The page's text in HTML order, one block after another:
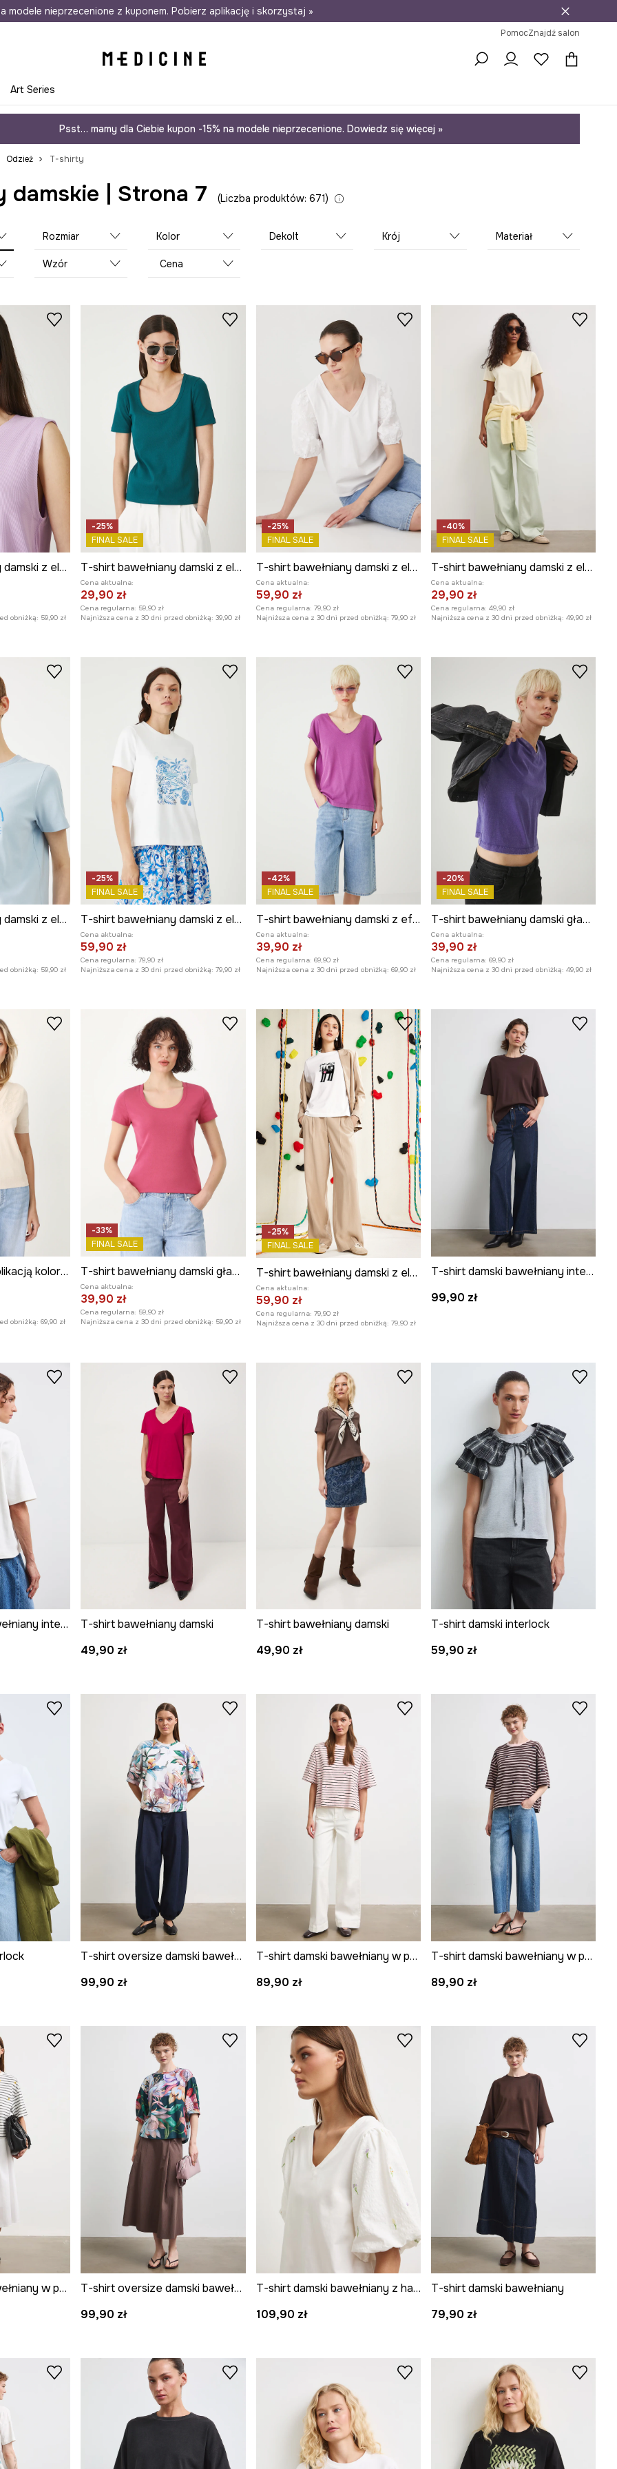
w 24h Darmowa dostawa do salonów 30 dni na zwrot
modele nieprzecenione z kuponem. Pobierz aplikację i skorzystaj »
PomocZnajdź salon
Art Series
Psst… mamy dla Ciebie kupon -15% na modele nieprzecenione. Dowiedz się więcej »
Odzież T-shirty
damskie | Strona 7 Liczba produktów: 671
Rozmiar Kolor Dekolt Krój Materiał
Wzór Cena
T-shirt bawełniany damski z elastanem prążkowany
obniżką: 59,90 zł
-25%
FINAL SALE
T-shirt bawełniany damski z elastanem prążkowany
Cena aktualna:
29,90 zł
Cena regularna: 59,90 zł
Najniższa cena z 30 dni przed obniżką: 39,90 zł
-25%
FINAL SALE
T-shirt bawełniany damski z elastanem z aplikacją kolor biały
Cena aktualna:
59,90 zł
Cena regularna: 79,90 zł
Najniższa cena z 30 dni przed obniżką: 79,90 zł
-40%
FINAL SALE
T-shirt bawełniany damski z elastanem gładki
Cena aktualna:
29,90 zł
Cena regularna: 49,90 zł
Najniższa cena z 30 dni przed obniżką: 49,90 zł
T-shirt bawełniany damski z elastanem interlock kolor niebieski
obniżką: 59,90 zł
-25%
FINAL SALE
T-shirt bawełniany damski z elastanem interlock kolor biały
Cena aktualna:
59,90 zł
Cena regularna: 79,90 zł
Najniższa cena z 30 dni przed obniżką: 79,90 zł
-42%
FINAL SALE
T-shirt bawełniany damski z efektem sprania kolor fioletowy
Cena aktualna:
39,90 zł
Cena regularna: 69,90 zł
Najniższa cena z 30 dni przed obniżką: 69,90 zł
-20%
FINAL SALE
T-shirt bawełniany damski gładki kolor fioletowy
Cena aktualna:
39,90 zł
Cena regularna: 69,90 zł
Najniższa cena z 30 dni przed obniżką: 49,90 zł
T-shirt damski z aplikacją kolor beżowy
obniżką: 69,90 zł
-33%
FINAL SALE
T-shirt bawełniany damski gładki kolor różowy
Cena aktualna:
39,90 zł
Cena regularna: 59,90 zł
Najniższa cena z 30 dni przed obniżką: 59,90 zł
-25%
FINAL SALE
T-shirt bawełniany damski z elastanem by Aga Serwicka, Grafika Polska kolor biały
Cena aktualna:
59,90 zł
Cena regularna: 79,90 zł
Najniższa cena z 30 dni przed obniżką: 79,90 zł
T-shirt damski bawełniany interlock
99,90 zł
T-shirt damski bawełniany interlock
T-shirt bawełniany damski
49,90 zł
T-shirt bawełniany damski
49,90 zł
T-shirt damski interlock
59,90 zł
T-shirt oversize damski bawełniany z elastanem w kwiaty
99,90 zł
T-shirt damski bawełniany w paski
89,90 zł
T-shirt damski bawełniany w paski
89,90 zł
T-shirt damski bawełniany w paski
T-shirt oversize damski bawełniany z elastanem w kwiaty
99,90 zł
T-shirt damski bawełniany z haftami
109,90 zł
T-shirt damski bawełniany
79,90 zł